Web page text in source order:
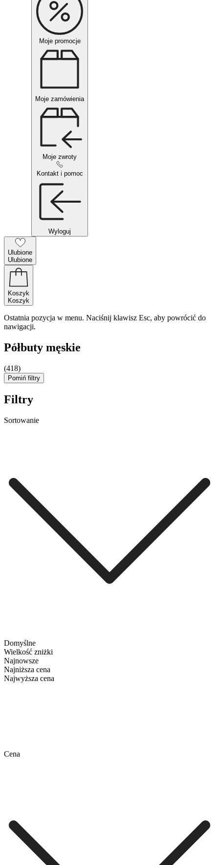
Moje promocje
Moje zamówienia
Moje zwroty
Kontakt i pomoc
Wyloguj
Ulubione
Ulubione
Koszyk
Koszyk
Ostatnia pozycja w menu. Naciśnij klawisz Esc, aby powrócić do
nawigacji.
Półbuty męskie
(418)
Pomiń filtry
Filtry
Sortowanie
Domyślne
Wielkość zniżki
Najnowsze
Najniższa cena
Najwyższa cena
Cena